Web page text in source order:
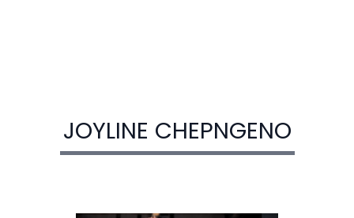
JOYLINE CHEPNGENO